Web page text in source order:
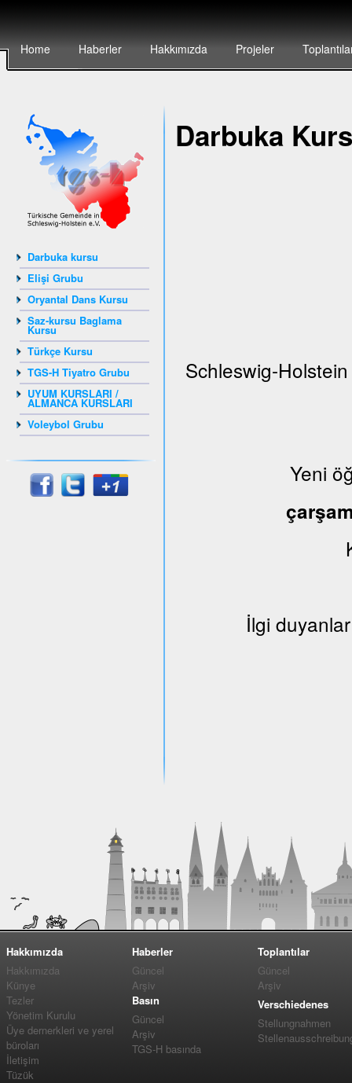
Home Haberler Hakkımızda Projeler
Darbuka kursu
Elişi Grubu
Oryantal Dans Kursu
Saz-kursu Baglama
Kursu
Türkçe Kursu
TGS-H Tiyatro Grubu
UYUM KURSLARI /
ALMANCA KURSLARI
Voleybol Grubu
Darbuka
Schleswig-
Yeni
İlgi
Hakkımızda
Hakkımızda
Künye
Tezler
Yönetim Kurulu
Üye dernerkleri ve yerel
büroları
İletişim
Tüzük
Haberler
Güncel
Arşiv
Basın
Güncel
Arşiv
TGS-H basında
Toplantılar
Güncel
Arşiv
Verschiedenes
Stellungnahmen